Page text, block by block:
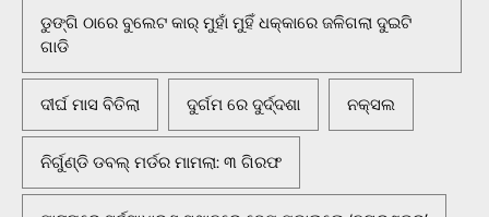
ଡୁଙ୍ଗି ଠାରେ ବୁଲେଟ କାର୍ ମୁହାଁ ମୁହିଁ ଧକ୍କାରେ ଜଳିଗଲା ଦୁଇଟି
ଗାଡି
ଦୀର୍ଘ ମାସ ବିତିଲା ଦୁର୍ଗମ ରେ ଦୁର୍ଦ୍ଦଶା ନକ୍ସଲ
ନିର୍ଗୁଣ୍ଡି ଡବଲ୍ ମର୍ଡର ମାମଲା: ୩ ଗିରଫ